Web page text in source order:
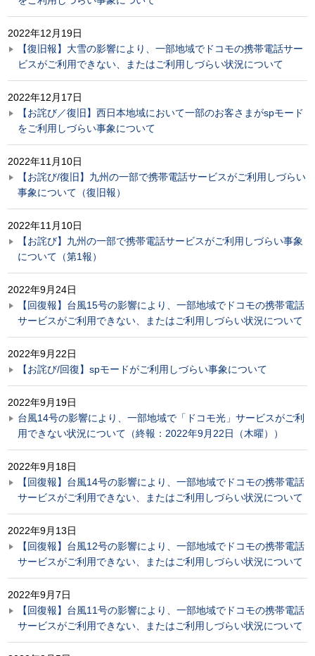
2022年12月19日
【復旧報】大雪の影響により、一部地域でドコモの携帯電話サー
ビスがご利用できない、またはご利用しづらい状況について
2022年12月17日
【お詫び／復旧】西日本地域において一部のお客さまがspモード
をご利用しづらい事象について
2022年11月10日
【お詫び/復旧】九州の一部で携帯電話サービスがご利用しづらい
事象について（復旧報）
2022年11月10日
【お詫び】九州の一部で携帯電話サービスがご利用しづらい事象
について（第1報）
2022年9月24日
【回復報】台風15号の影響により、一部地域でドコモの携帯電話
サービスがご利用できない、またはご利用しづらい状況について
2022年9月22日
【お詫び/回復】spモードがご利用しづらい事象について
2022年9月19日
台風14号の影響により、一部地域で「ドコモ光」サービスがご利
用できない状況について（終報：2022年9月22日（木曜））
2022年9月18日
【回復報】台風14号の影響により、一部地域でドコモの携帯電話
サービスがご利用できない、またはご利用しづらい状況について
2022年9月13日
【回復報】台風12号の影響により、一部地域でドコモの携帯電話
サービスがご利用できない、またはご利用しづらい状況について
2022年9月7日
【回復報】台風11号の影響により、一部地域でドコモの携帯電話
サービスがご利用できない、またはご利用しづらい状況について